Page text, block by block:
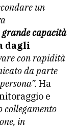
un
grande capacità
dagli
con rapidità
da parte
Ha
e
collegamento
in